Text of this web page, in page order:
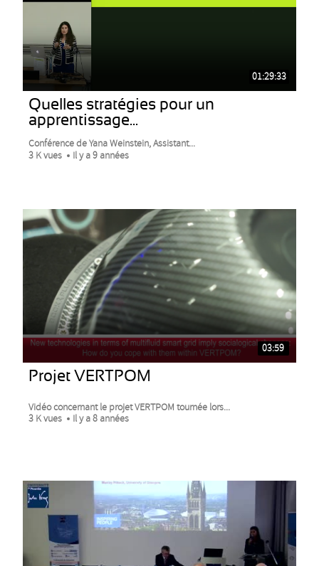
01:29:33
Quelles stratégies pour un
apprentissage...
Conférence de Yana Weinstein, Assistant...
3 K vues
Il y a 9 années
03:59
Projet VERTPOM
Vidéo concernant le projet VERTPOM tournée lors...
3 K vues
Il y a 8 années